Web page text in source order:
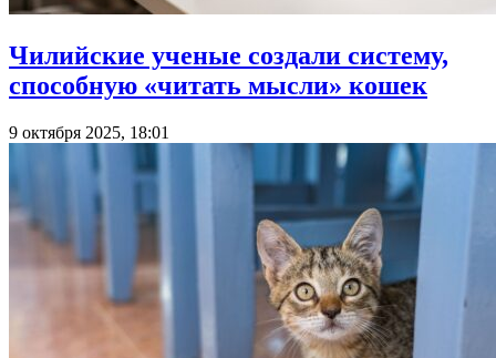
Чилийские ученые создали систему,
способную «читать мысли» кошек
9 октября 2025, 18:01